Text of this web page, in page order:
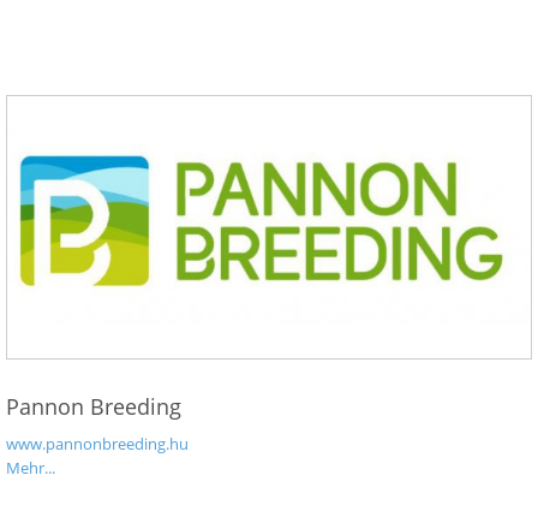
Pannon Breeding
www.pannonbreeding.hu
Mehr...